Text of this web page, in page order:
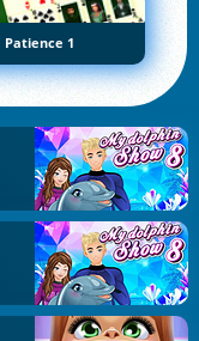
Patience 1